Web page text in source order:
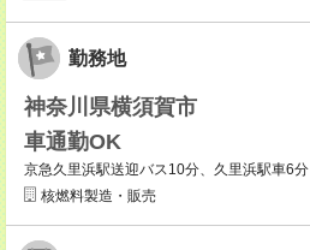
勤務地
神奈川県横須賀市
車通勤OK
京急久里浜駅送迎バス10分、久里浜駅車6分
核燃料製造・販売